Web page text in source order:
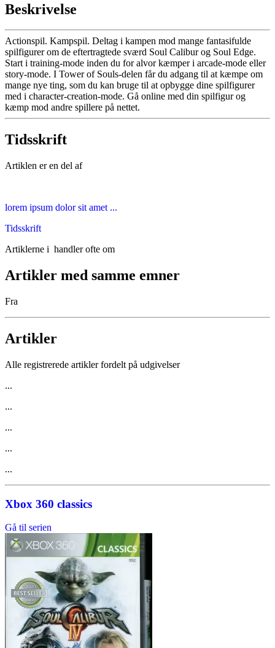
Beskrivelse
Actionspil. Kampspil. Deltag i kampen mod mange fantasifulde
spilfigurer om de eftertragtede sværd Soul Calibur og Soul Edge.
Start i training-mode inden du for alvor kæmper i arcade-mode eller
story-mode. I Tower of Souls-delen får du adgang til at kæmpe om
mange nye ting, som du kan bruge til at opbygge dine spilfigurer
med i character-creation-mode. Gå online med din spilfigur og
kæmp mod andre spillere på nettet.
Tidsskrift
Artiklen er en del af
lorem ipsum dolor sit amet ...
Tidsskrift
Artiklerne i handler ofte om
Artikler med samme emner
Fra
Artikler
Alle registrerede artikler fordelt på udgivelser
...
...
...
...
...
Xbox 360 classics
Gå til serien